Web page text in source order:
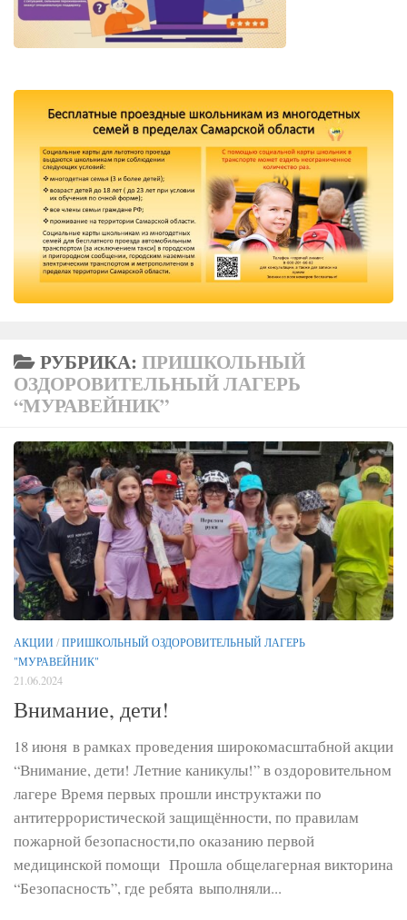
РУБРИКА: ПРИШКОЛЬНЫЙ
ОЗДОРОВИТЕЛЬНЫЙ ЛАГЕРЬ
“МУРАВЕЙНИК”
АКЦИИ/ПРИШКОЛЬНЫЙ ОЗДОРОВИТЕЛЬНЫЙ ЛАГЕРЬ
"МУРАВЕЙНИК"
21.06.2024
Внимание, дети!
18 июня в рамках проведения широкомасштабной акции
“Внимание, дети! Летние каникулы!” в оздоровительном
лагере Время первых прошли инструктажи по
антитеррористической защищённости, по правилам
пожарной безопасности,по оказанию первой
медицинской помощи Прошла общелагерная викторина
“Безопасность”, где ребята выполняли...